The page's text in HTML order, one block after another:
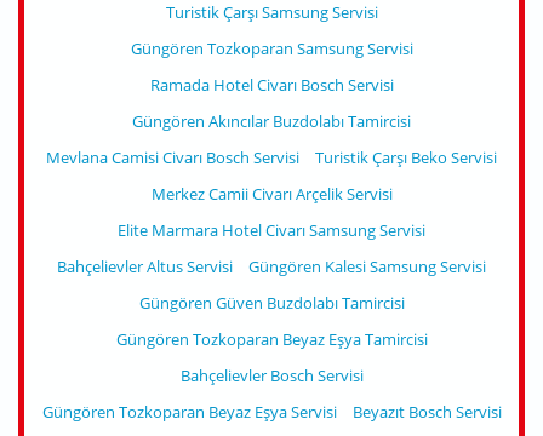
Turistik Çarşı Samsung Servisi
Güngören Tozkoparan Samsung Servisi
Ramada Hotel Civarı Bosch Servisi
Güngören Akıncılar Buzdolabı Tamircisi
Mevlana Camisi Civarı Bosch Servisi
Turistik Çarşı Beko Servisi
Merkez Camii Civarı Arçelik Servisi
Elite Marmara Hotel Civarı Samsung Servisi
Bahçelievler Altus Servisi
Güngören Kalesi Samsung Servisi
Güngören Güven Buzdolabı Tamircisi
Güngören Tozkoparan Beyaz Eşya Tamircisi
Bahçelievler Bosch Servisi
Güngören Tozkoparan Beyaz Eşya Servisi
Beyazıt Bosch Servisi